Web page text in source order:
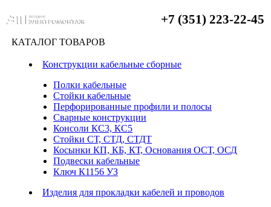
+7 (351) 223-22-45
КАТАЛОГ ТОВАРОВ
Конструкции кабельные сборные
Полки кабельные
Стойки кабельные
Перфорированные профили и полосы
Сварные конструкции
Консоли КС3, КС5
Стойки СТ, СТД, СТДТ
Косынки КП, КБ, КТ, Основания ОСТ, ОСД
Подвески кабельные
Ключ К1156 УЗ
Изделия для прокладки кабелей и проводов